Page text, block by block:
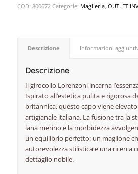
COD: 800672 Categorie: Maglieria, OUTLET
Descrizione Informazioni
Descrizione
Il girocollo Lorenzoni incarna
Ispirato all’estetica pulita e rigorosa
britannica,questo capo viene
artigianale italiana.La fusione tra la
lana merino e la morbidezza
un equilibrio perfetto:un maglione
autorevolezza stilistica e una ricerca
dettaglio nobile.